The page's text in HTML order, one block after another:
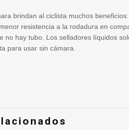
brindan al ciclista muchos
resistencia a la rodadura en
no hay tubo. Los selladores líquidos
para usar sin cámara.